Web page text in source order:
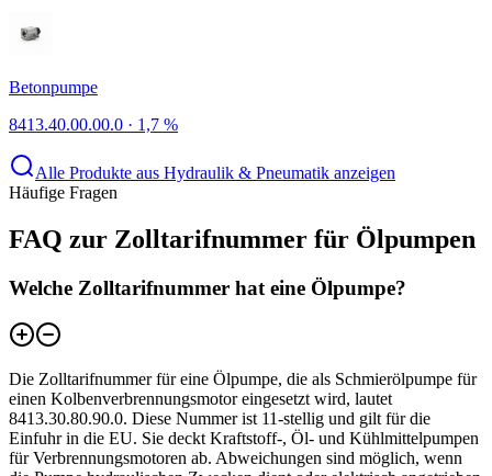
Betonpumpe
8413.40.00.00.0 · 1,7 %
Alle Produkte aus Hydraulik & Pneumatik anzeigen
Häufige Fragen
FAQ zur Zolltarifnummer für Ölpumpen
Welche Zolltarifnummer hat eine Ölpumpe?
Die Zolltarifnummer für eine Ölpumpe, die als Schmierölpumpe für
einen Kolbenverbrennungsmotor eingesetzt wird, lautet
8413.30.80.90.0. Diese Nummer ist 11-stellig und gilt für die
Einfuhr in die EU. Sie deckt Kraftstoff-, Öl- und Kühlmittelpumpen
für Verbrennungsmotoren ab. Abweichungen sind möglich, wenn